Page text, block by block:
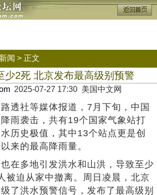
闻 > 正文
少2死 北京发布最高级别预警
2025-07-27 17:30 美国中文网
透社等媒体报道，7月下旬，中国
雨袭击，共有19个国家气象站打
历史极值，其中13个站点更是创
来的最高降雨量。
在多地引发洪水和山洪，导致至少
被迫从家中撤离。周日凌晨，北京
了洪水预警信号，发布了最高级别